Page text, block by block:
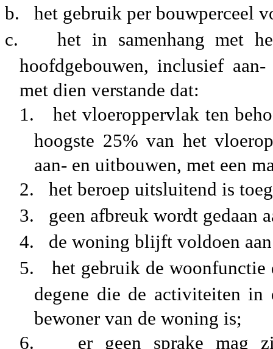
b.
het gebruik per bouwperceel
c.
het in samenhang met
hoofdgebouwen, inclusief
met dien verstande dat:
1.
het vloeroppervlak ten
hoogste 25% van het
aan- en uitbouwen, met een
2.
het beroep uitsluitend is
3.
geen afbreuk wordt gedaan
4.
de woning blijft voldoen
5.
het gebruik de woonfunctie
degene die de activiteiten
bewoner van de woning is;
6.
er geen sprake mag